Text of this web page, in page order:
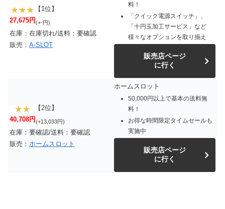
【1位】
27,675円(+-円)
在庫：在庫切れ/送料：要確認
販売： A-SLOT
料！
「クイック電源スイッチ」、
「十円玉加工サービス」など
様々なオプションを取り揃え
販売店ページ
に行く
【2位】
40,708円(+13,033円)
在庫：要確認/送料：要確認
販売： ホームスロット
ホームスロット
50,000円以上で基本の送料無
料！
お得な時間限定タイムセールも
実施中
販売店ページ
に行く